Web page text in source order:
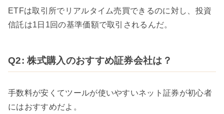
ETFは取引所でリアルタイム売買できるのに対し、投資
信託は1日1回の基準価額で取引されるんだ。
Q2: 株式購入のおすすめ証券会社は？
手数料が安くてツールが使いやすいネット証券が初心者
にはおすすめだよ。